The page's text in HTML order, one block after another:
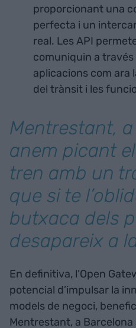
proporcionant una
perfecta i un
real. Les API
comuniquin a
aplicacions com ara
del trànsit i les
Mentrestant,
anem picant
tren amb un
que si te
butxaca dels
desapareix a
En definitiva, l’Open
potencial d’impulsar la
models de negoci,
Mentrestant, a